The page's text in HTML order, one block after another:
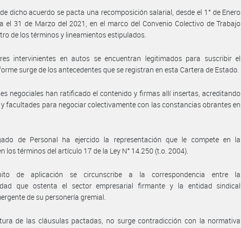
dicho acuerdo se pacta una recomposición salarial, desde el 1° de Enero
el 31 de Marzo del 2021, en el marco del Convenio Colectivo de Trabajo
de los términos y lineamientos estipulados.
intervinientes en autos se encuentran legitimados para suscribir el
surge de los antecedentes que se registran en esta Cartera de Estado.
negociales han ratificado el contenido y firmas allí insertas, acreditando
facultades para negociar colectivamente con las constancias obrantes en
de Personal ha ejercido la representación que le compete en la
los términos del artículo 17 de la Ley N° 14.250 (t.o. 2004).
de aplicación se circunscribe a la correspondencia entre la
que ostenta el sector empresarial firmante y la entidad sindical
de su personería gremial.
de las cláusulas pactadas, no surge contradicción con la normativa